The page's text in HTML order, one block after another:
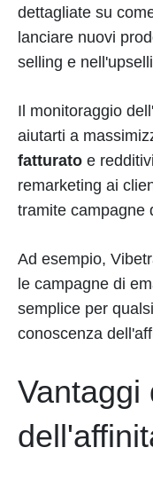
dettagliate su
lanciare nuovi
selling e
Il monitoraggio
aiutarti a
fatturato e
remarketing ai
tramite campagne
Ad esempio,
le campagne di
semplice per
conoscenza
Vantaggi